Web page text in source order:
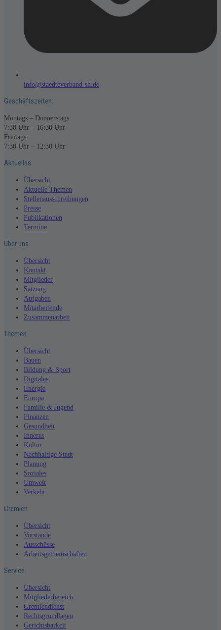
info@staedteverband-sh.de
Geschäftszeiten:
Montags – Donnerstags:
7:30 Uhr – 16:30 Uhr
Freitags:
7:30 Uhr – 12:30 Uhr
Aktuelles
Übersicht
Aktuelle Themen
Stellenausschreibungen
Presse
Publikationen
Termine
Über uns
Übersicht
Kontakt
Mitglieder
Satzung
Aufgaben
Mitarbeitende
Zusammenarbeit
Themen
Übersicht
Bauen
Bildung & Sport
Digitales
Energie
Europa
Familie & Jugend
Finanzen
Gesundheit
Inneres
Kultur
Nachhaltige Stadt
Planung
Soziales
Umwelt
Verkehr
Gremien
Übersicht
Vorstände
Ausschüsse
Arbeitsgemeinschaften
Service
Übersicht
Mitgliederbereich
Gremiendienst
Rechtsgrundlagen
Gerichtsbarkeit